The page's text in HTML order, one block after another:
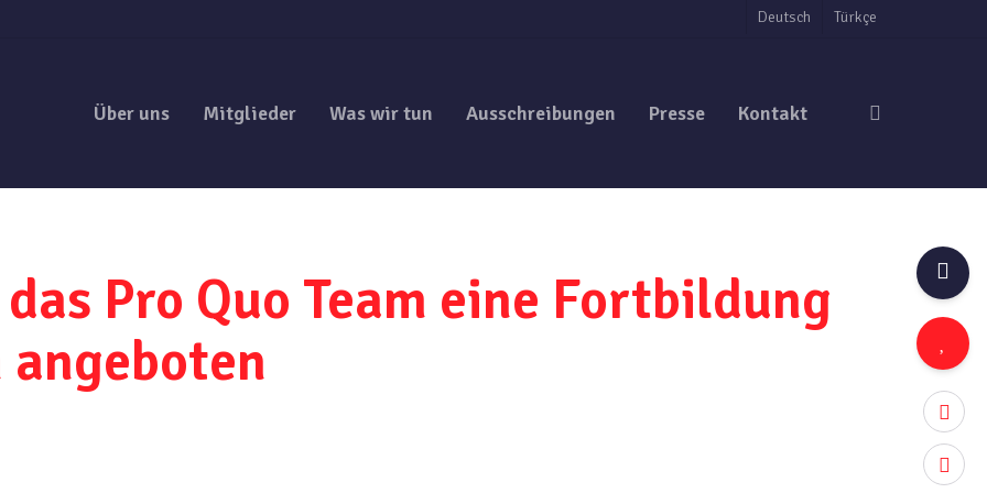
twitter
Deutsch Türkçe
Über uns Mitglieder Was wir tun Ausschreibungen Presse Kontakt
Pro Quo Team eine Fortbildung